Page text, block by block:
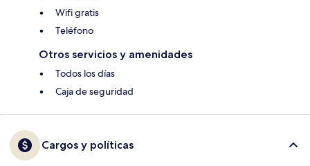
Wifi gratis
Teléfono
Otros servicios y amenidades
Todos los días
Caja de seguridad
Cargos y políticas